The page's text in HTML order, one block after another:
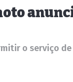
o serviço